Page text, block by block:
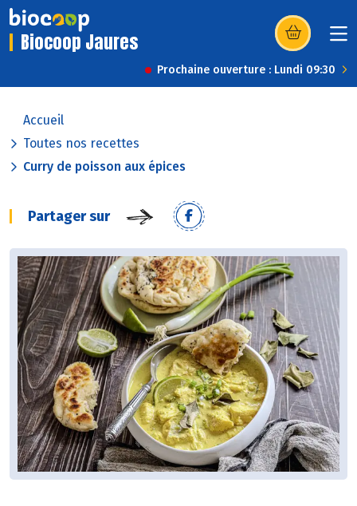
Biocoop Jaures (s’ouvre dans
Prochaine ouverture : Lundi 09:30
Accueil
Toutes nos recettes
Curry de poisson aux épices
Partager sur